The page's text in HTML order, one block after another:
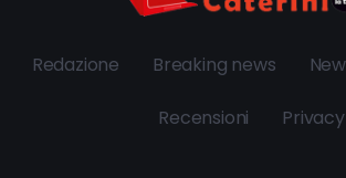
Redazione Breaking news
Recensioni Privacy